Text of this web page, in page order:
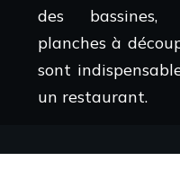
des bassines,
planches à
sont
un restaurant.